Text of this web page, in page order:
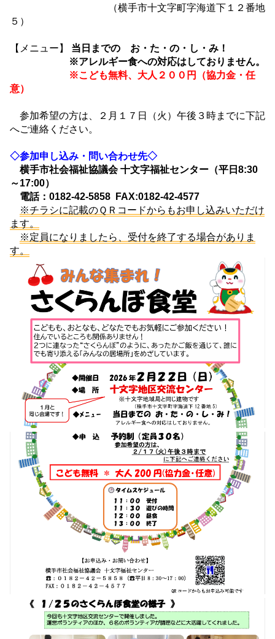
（横手市十文字町字海道下１２番地
５）
【メニュー】 当日までの お・た・の・し・み！
※アレルギー食への対応はしておりません。
※こども無料、大人２００円（協力金・任
意）
参加希望の方は、２月１７日（火）午後３時までに下記
へご連絡ください。
◇参加申し込み・問い合わせ先◇
横手市社会福祉協議会 十文字福祉センター（平日8:30
～17:00）
電話：0182-42-5858 FAX:0182-42-4577
※チラシに記載のＱＲコードからもお申し込みいただけ
ます。
※定員になりましたら、受付を終了する場合がありま
す。